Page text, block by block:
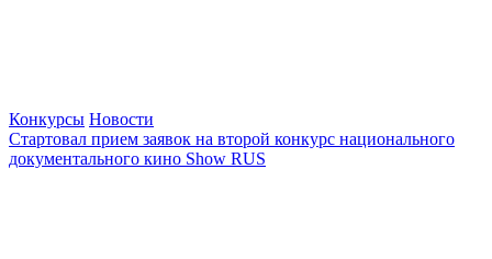
Конкурсы Новости
Стартовал прием заявок на второй конкурс национального
документального кино Show RUS